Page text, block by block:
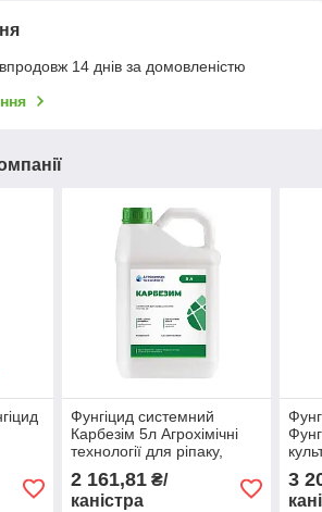
14 днів за домовленістю
Фунгіцид системний
Карбезім 5л Агрохімічні
технології для ріпаку,
буряків
2 161,81₴/
каністра
3